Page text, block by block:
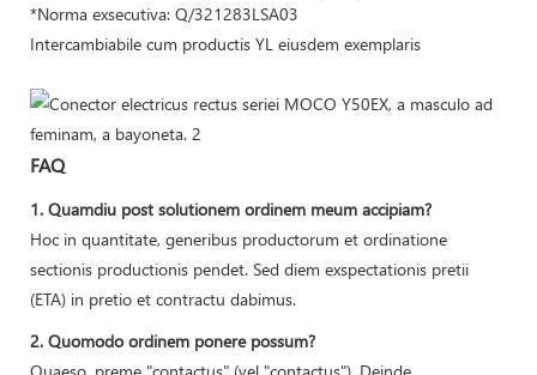
*Norma exsecutiva: Q/321283LSA03
Intercambiabile cum productis YL eiusdem exemplaris
FAQ
1. Quamdiu post solutionem ordinem meum accipiam?
Hoc in quantitate, generibus productorum et ordinatione
sectionis productionis pendet. Sed diem exspectationis pretii
(ETA) in pretio et contractu dabimus.
2. Quomodo ordinem ponere possum?